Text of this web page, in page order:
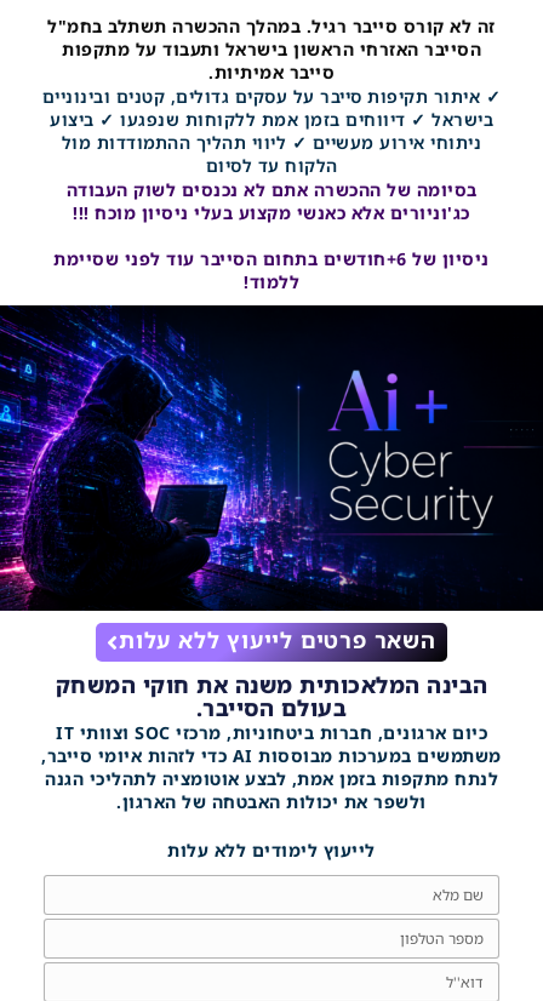
זה לא קורס סייבר רגיל. במהלך ההכשרה תשתלב בחמ"ל
הסייבר האזרחי הראשון בישראל ותעבוד על מתקפות
סייבר אמיתיות.
✓ איתור תקיפות סייבר על עסקים גדולים, קטנים ובינוניים
בישראל ✓ דיווחים בזמן אמת ללקוחות שנפגעו ✓ ביצוע
ניתוחי אירוע מעשיים ✓ ליווי תהליך ההתמודדות מול
הלקוח עד לסיום
בסיומה של ההכשרה אתם לא נכנסים לשוק העבודה
כג'וניורים אלא כאנשי מקצוע בעלי ניסיון מוכח !!!
ניסיון של 6+חודשים בתחום הסייבר עוד לפני שסיימת
ללמוד!
השאר פרטים לייעוץ ללא עלות
הבינה המלאכותית משנה את חוקי המשחק
בעולם הסייבר.
כיום ארגונים, חברות ביטחוניות, מרכזי SOC וצוותי IT
משתמשים במערכות מבוססות AI כדי לזהות איומי סייבר,
לנתח מתקפות בזמן אמת, לבצע אוטומציה לתהליכי הגנה
ולשפר את יכולות האבטחה של הארגון.
לייעוץ לימודים ללא עלות